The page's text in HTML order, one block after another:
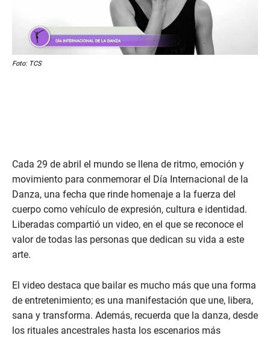
Foto: TCS
Cada 29 de abril el mundo se llena de ritmo, emoción y
movimiento para conmemorar el Día Internacional de la
Danza, una fecha que rinde homenaje a la fuerza del
cuerpo como vehículo de expresión, cultura e identidad.
Liberadas compartió un video, en el que se reconoce el
valor de todas las personas que dedican su vida a este
arte.
El video destaca que bailar es mucho más que una forma
de entretenimiento; es una manifestación que une, libera,
sana y transforma. Además, recuerda que la danza, desde
los rituales ancestrales hasta los escenarios más